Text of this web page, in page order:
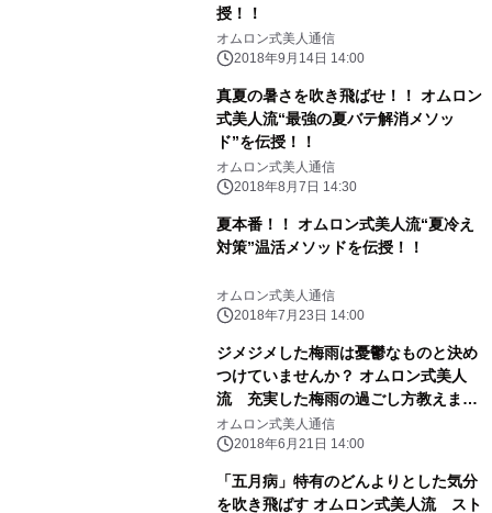
授！！
オムロン式美人通信
2018年9月14日 14:00
真夏の暑さを吹き飛ばせ！！ オムロン
式美人流“最強の夏バテ解消メソッ
ド”を伝授！！
オムロン式美人通信
2018年8月7日 14:30
夏本番！！ オムロン式美人流“夏冷え
対策”温活メソッドを伝授！！
オムロン式美人通信
2018年7月23日 14:00
ジメジメした梅雨は憂鬱なものと決め
つけていませんか？ オムロン式美人
流 充実した梅雨の過ごし方教えま
す！
オムロン式美人通信
2018年6月21日 14:00
「五月病」特有のどんよりとした気分
を吹き飛ばす オムロン式美人流 スト